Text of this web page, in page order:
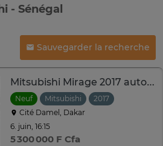
- Sénégal
Sauvegarder la recherche
Mitsubishi Mirage 2017 automatique essence
Neuf Mitsubishi 2017
Cité Damel, Dakar
6. juin, 16:15
5 300 000 F Cfa